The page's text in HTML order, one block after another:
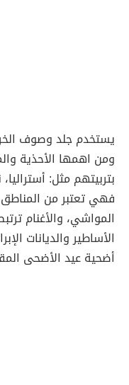
يستخدم جلد وصوف
ومن اهمها الأحذية
بتربيتهم مثل: أستراليا،
فهي تعتبر من
المواشي، والأغنام
الأساطير والديانات
أضحية عيد الأضحى